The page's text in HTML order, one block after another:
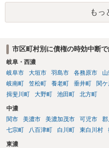
と思われます。ビデオテープが大
り返したい）ものであれば、弁護
ます。
もっ
市区町村別に債権の時効中断
岐阜・西濃
岐阜市
大垣市 羽島市 各務原市
岐南町
笠松町 養老町 垂井町 関
揖斐川町
大野町 池田町 北方町
中濃
関市
美濃市 美濃加茂市 可児市
七宗町
八百津町 白川町 東白川村
東濃